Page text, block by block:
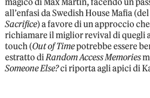
all’enfasi da Swedish House Mafia
Sacrifice) a favore di un approccio
richiamare il miglior revival di quegli
touch (Out of Timepotrebbe essere
estratto diRandom Access Memories
Someone Else?ci riporta agli apici di